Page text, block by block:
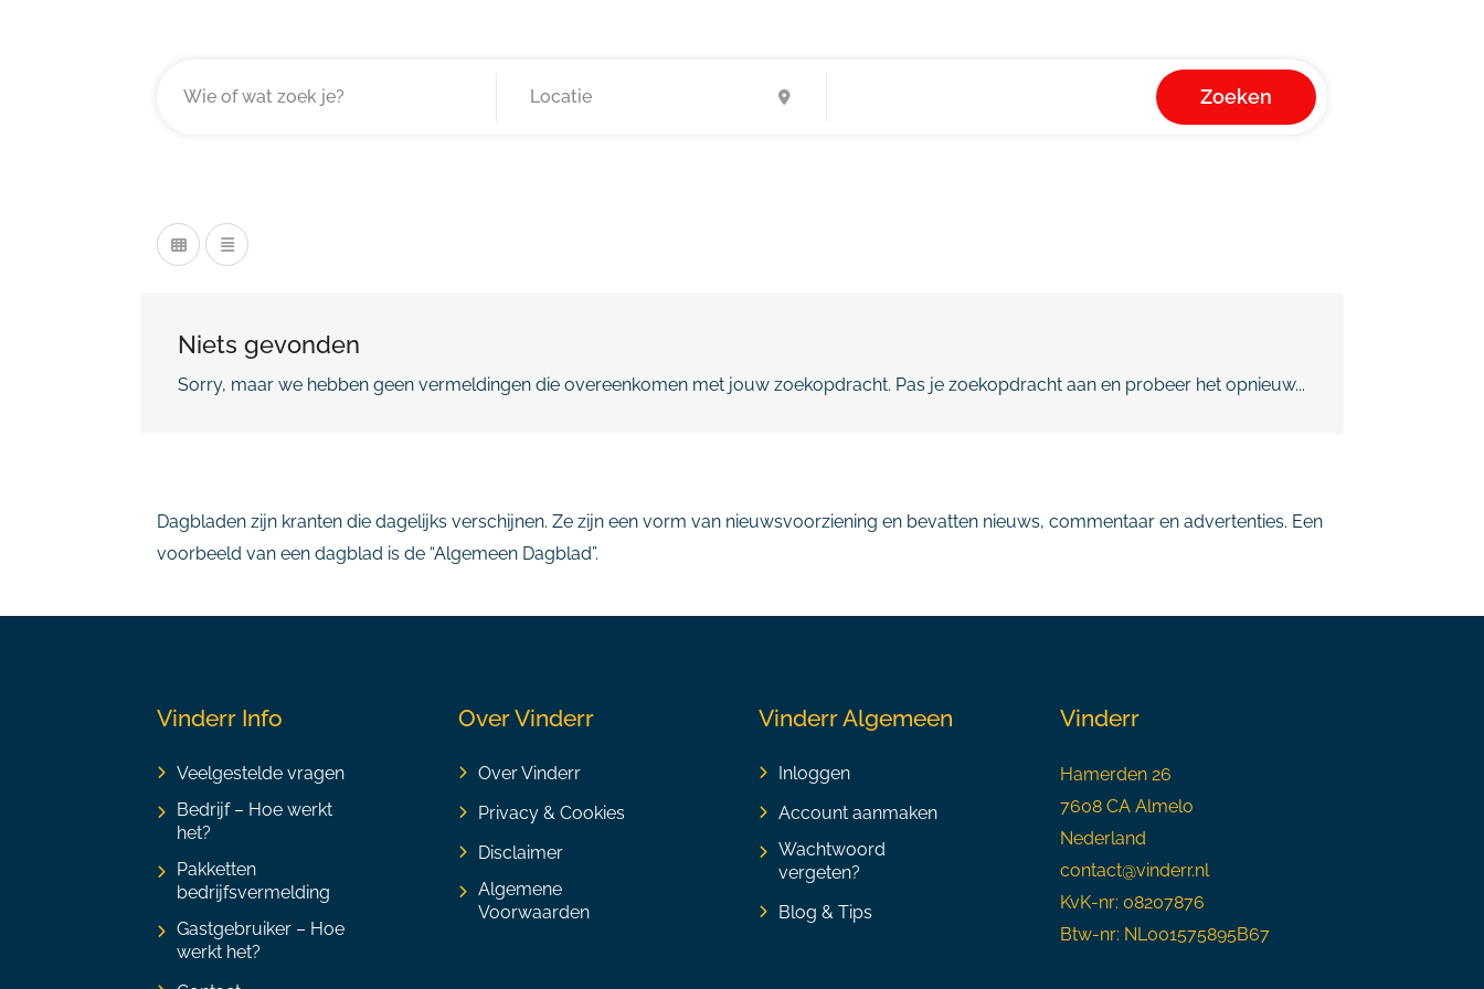
Zoeken
Niets gevonden
Sorry, maar we hebben geen vermeldingen die overeenkomen met jouw zoekopdracht. Pas je zoekopdracht aan en probeer het opnieuw...
Dagbladen zijn kranten die dagelijks verschijnen. Ze zijn een vorm van nieuwsvoorziening en bevatten nieuws, commentaar en advertenties. Een
voorbeeld van een dagblad is de “Algemeen Dagblad”.
Vinderr Info
Veelgestelde vragen
Bedrijf – Hoe werkt
het?
Pakketten
bedrijfsvermelding
Gastgebruiker – Hoe
werkt het?
Over Vinderr
Over Vinderr
Privacy & Cookies
Disclaimer
Algemene
Voorwaarden
Vinderr Algemeen
Inloggen
Account aanmaken
Wachtwoord
vergeten?
Blog & Tips
Vinderr
Hamerden 26
7608 CA Almelo
Nederland
contact@vinderr.nl
KvK-nr: 08207876
Btw-nr: NL001575895B67